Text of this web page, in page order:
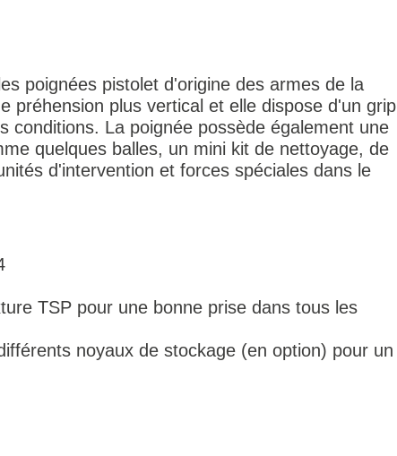
poignées pistolet d'origine des armes de la
préhension plus vertical et elle dispose d'un grip
La poignée possède également une
quelques balles, un mini kit de nettoyage, de
d'intervention et forces spéciales dans le
TSP pour une bonne prise dans tous les
noyaux de stockage (en option) pour un